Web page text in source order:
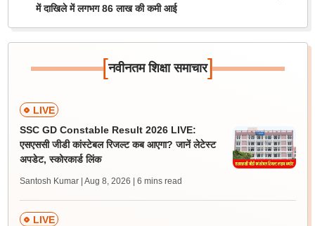
में दाखिले में लगभग 86 लाख की कमी आई
[नवीनतम शिक्षा समाचार]
LIVE
SSC GD Constable Result 2026 LIVE:
एसएससी जीडी कांस्टेबल रिजल्ट कब आएगा? जानें लेटेस्ट
अपडेट, स्कोरकार्ड लिंक
Santosh Kumar | Aug 8, 2026 | 6 mins read
LIVE